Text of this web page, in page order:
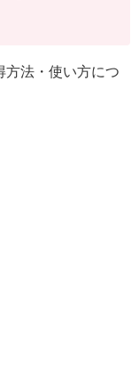
方法・使い方につ